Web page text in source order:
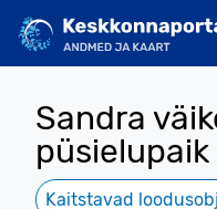
Sandra
püsielupaik
Kaitstavad